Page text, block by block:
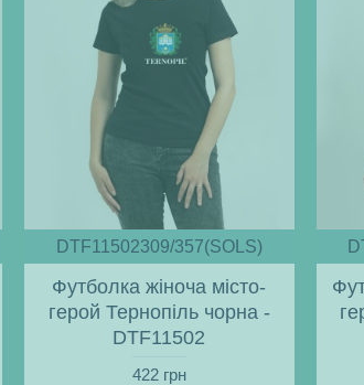
DTF11502309/357(SOLS)
Футболка жіноча місто-
герой Тернопіль чорна -
DTF11502
422 грн